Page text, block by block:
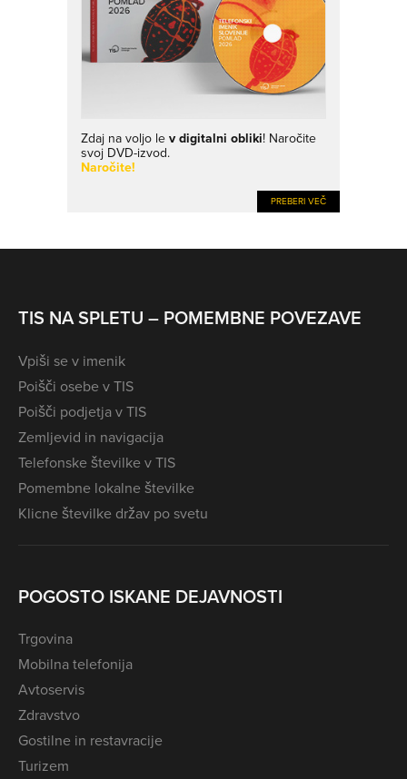
Zdaj na voljo lev digitalni obliki! Naročite
svoj DVD-izvod.
Naročite!
PREBERI VEČ
TIS NA SPLETU – POMEMBNE POVEZAVE
Vpiši se v imenik
Poišči osebe v TIS
Poišči podjetja v TIS
Zemljevid in navigacija
Telefonske številke v TIS
Pomembne lokalne številke
Klicne številke držav po svetu
POGOSTO ISKANE DEJAVNOSTI
Trgovina
Mobilna telefonija
Avtoservis
Zdravstvo
Gostilne in restavracije
Turizem